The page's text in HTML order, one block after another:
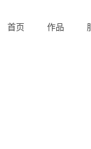
首页 作品
首页 作品 服